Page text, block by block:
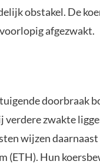
obstakel. De
afgezwakt.
doorbraak
verdere zwakte
wijzen
(ETH). Hun